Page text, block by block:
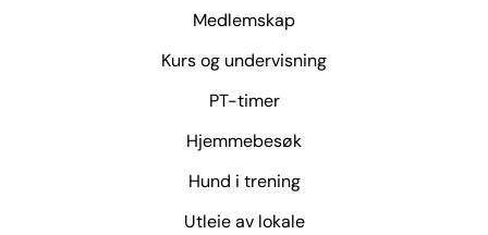
Medlemskap
Kurs og undervisning
PT-timer
Hjemmebesøk
Hund i trening
Utleie av lokale